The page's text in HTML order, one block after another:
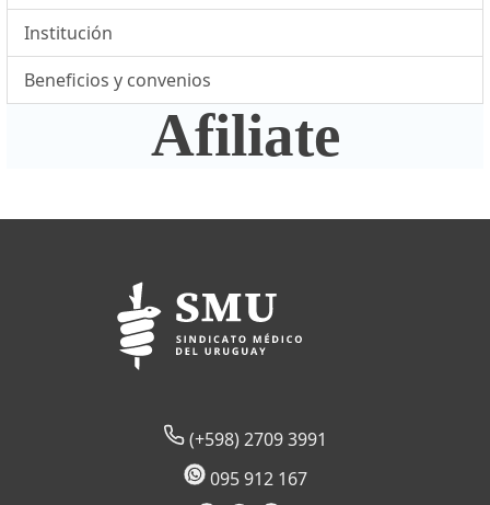
Institución
Beneficios y convenios
Afiliate
(+598) 2709 3991
095 912 167